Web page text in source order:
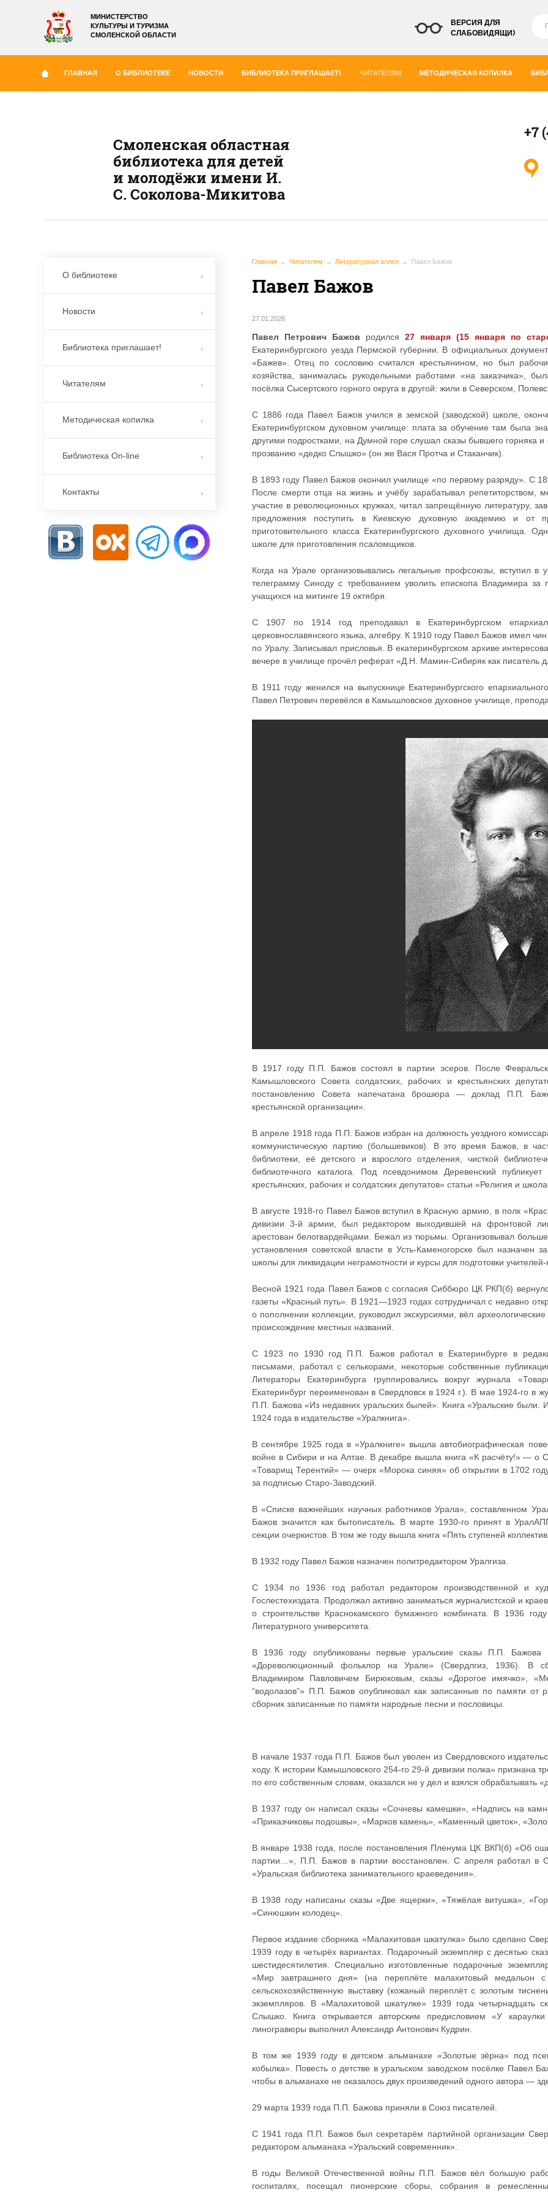
МИНИСТЕРСТВО
КУЛЬТУРЫ И ТУРИЗМА
СМОЛЕНСКОЙ ОБЛАСТИ
ВЕРСИЯ ДЛЯ
СЛАБОВИДЯЩИХ
ГЛАВНАЯ О БИБЛИОТЕКЕ НОВОСТИ БИБЛИОТЕКА ПРИГЛАШАЕТ! ЧИТАТЕЛЯМ МЕТОДИЧЕСКАЯ КОПИЛКА
Смоленская областная
библиотека для детей
и молодёжи имени И.
С. Соколова-Микитова
+7
Главная Читателям Литературная аллея Павел Бажов
Павел Бажов
27.01.2026
Павел Петрович Бажов родился 27 января (15 января по
Екатеринбургского уезда Пермской губернии. В официальных
«Бажев». Отец по сословию считался крестьянином, но был
хозяйства, занималась рукодельными работами «на заказчика»,
посёлка Сысертского горного округа в другой: жили в Северском,
С 1886 года Павел Бажов учился в земской (заводской) школе,
Екатеринбургском духовном училище: плата за обучение там была
другими подростками, на Думной горе слушал сказы бывшего горняка
прозванию «дедко Слышко» (он же Вася Протча и Стаканчик).
В 1893 году Павел Бажов окончил училище «по первому разряду». С
После смерти отца на жизнь и учёбу зарабатывал репетиторством,
участие в революционных кружках, читал запрещённую литературу,
предложения поступить в Киевскую духовную академию и от
приготовительного класса Екатеринбургского духовного училища.
школе для приготовления псаломщиков.
Когда на Урале организовывались легальные профсоюзы, вступил
телеграмму Синоду с требованием уволить епископа Владимира
учащихся на митинге 19 октября.
С 1907 по 1914 год преподавал в Екатеринбургском
церковнославянского языка, алгебру. К 1910 году Павел Бажов имел
по Уралу. Записывал присловья. В екатеринбургском архиве
вечере в училище прочёл реферат «Д.Н. Мамин-Сибиряк как писатель
В 1911 году женился на выпускнице Екатеринбургского
Павел Петрович перевёлся в Камышловское духовное училище,
В 1917 году П.П. Бажов состоял в партии эсеров. После
Камышловского Совета солдатских, рабочих и крестьянских
постановлению Совета напечатана брошюра — доклад П.П.
крестьянской организации».
В апреле 1918 года П.П. Бажов избран на должность уездного
коммунистическую партию (большевиков). В это время Бажов, в
библиотеки, её детского и взрослого отделения, чисткой
библиотечного каталога. Под псевдонимом Деревенский
крестьянских, рабочих и солдатских депутатов» статьи «Религия и
В августе 1918-го Павел Бажов вступил в Красную армию, в полк
дивизии 3-й армии, был редактором выходившей на фронтовой
арестован белогвардейцами. Бежал из тюрьмы. Организовывал
установления советской власти в Усть-Каменогорске был
школы для ликвидации неграмотности и курсы для подготовки учителей-
Весной 1921 года Павел Бажов с согласия Сиббюро ЦК РКП(б)
газеты «Красный путь». В 1921—1923 годах сотрудничал с недавно
о пополнении коллекции, руководил экскурсиями, вёл
происхождение местных названий.
С 1923 по 1930 год П.П. Бажов работал в Екатеринбурге в
письмами, работал с селькорами, некоторые собственные
Литераторы Екатеринбурга группировались вокруг журнала
Екатеринбург переименован в Свердловск в 1924 г.). В мае 1924-го в
П.П. Бажова «Из недавних уральских былей». Книга «Уральские были.
1924 года в издательстве «Уралкнига».
В сентябре 1925 года в «Уралкниге» вышла автобиографическая
войне в Сибири и на Алтае. В декабре вышла книга «К расчёту!» — о
«Товарищ Терентий» — очерк «Морока синяя» об открытии в 1702
за подписью Старо-Заводский.
В «Списке важнейших научных работников Урала», составленном
Бажов значится как бытописатель. В марте 1930-го принят в
секции очеркистов. В том же году вышла книга «Пять ступеней
В 1932 году Павел Бажов назначен политредактором Уралгиза.
С 1934 по 1936 год работал редактором производственной и
Гослестехиздата. Продолжал активно заниматься журналистской и
о строительстве Краснокамского бумажного комбината. В 1936
Литературного университета.
В 1936 году опубликованы первые уральские сказы П.П.
«Дореволюционный фольклор на Урале» (Свердлгиз, 1936). В
Владимиром Павловичем Бирюковым, сказы «Дорогое имячко»,
“водолазов”» П.П. Бажов опубликовал как записанные по памяти
сборник записанные по памяти народные песни и пословицы.
В начале 1937 года П.П. Бажов был уволен из Свердловского
ходу. К истории Камышловского 254-го 29-й дивизии полка» признана
по его собственным словам, оказался не у дел и взялся обрабатывать
В 1937 году он написал сказы «Сочневы камешки», «Надпись на
«Приказчиковы подошвы», «Марков камень», «Каменный цветок»,
В январе 1938 года, после постановления Пленума ЦК ВКП(б) «Об
партии…», П.П. Бажов в партии восстановлен. С апреля работал в
«Уральская библиотека занимательного краеведения».
В 1938 году написаны сказы «Две ящерки», «Тяжёлая витушка»,
«Синюшкин колодец».
Первое издание сборника «Малахитовая шкатулка» было сделано
1939 году в четырёх вариантах. Подарочный экземпляр с десятью
шестидесятилетия. Специально изготовленные подарочные
«Мир завтрашнего дня» (на переплёте малахитовый
сельскохозяйственную выставку (кожаный переплёт с золотым
экземпляров. В «Малахитовой шкатулке» 1939 года
Слышко. Книга открывается авторским предисловием «У
линогравюры выполнил Александр Антонович Кудрин.
В том же 1939 году в детском альманахе «Золотые зёрна» под
кобылка». Повесть о детстве в уральском заводском посёлке Павел
чтобы в альманахе не оказалось двух произведений одного автора —
29 марта 1939 года П.П. Бажова приняли в Союз писателей.
С 1941 года П.П. Бажов был секретарём партийной организации
редактором альманаха «Уральский современник».
В годы Великой Отечественной войны П.П. Бажов вёл большую
госпиталях, посещал пионерские сборы, собрания в
О библиотеке
Новости
Библиотека приглашает!
Читателям
Методическая копилка
Библиотека On-line
Контакты